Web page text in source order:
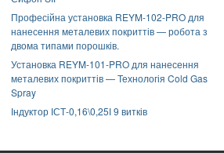
Професійна установка REYM-102-PRO для
нанесення металевих покриттів — робота з
двома типами порошків.
Установка REYM-101-PRO для нанесення
металевих покриттів — Технологія Cold Gas
Spray
Індуктор ІСТ-0,16\0,25І 9 витків